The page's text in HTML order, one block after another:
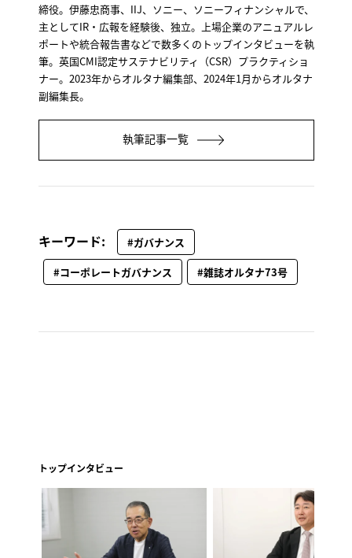
締役。伊藤忠商事、IIJ、ソニー、ソニーフィナンシャルで、
主としてIR・広報を経験後、独立。上場企業のアニュアルレ
ポートや統合報告書などで数多くのトップインタビューを執
筆。英国CMI認定サステナビリティ（CSR）プラクティショ
ナー。2023年からオルタナ編集部、2024年1月からオルタナ
副編集長。
執筆記事一覧
キーワード:
#ガバナンス
#コーポレートガバナンス
#雑誌オルタナ73号
トップインタビュー